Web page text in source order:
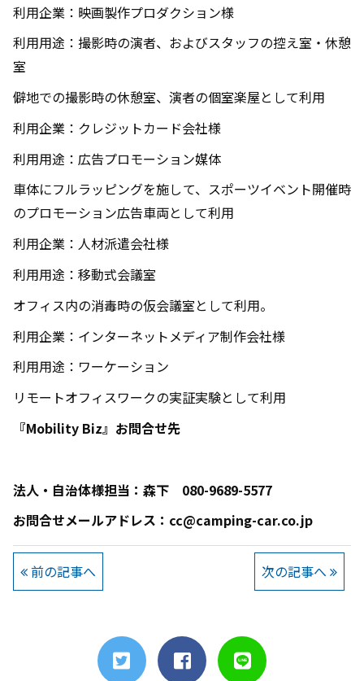
利用企業：映画製作プロダクション様
利用用途：撮影時の演者、およびスタッフの控え室・休憩
室
僻地での撮影時の休憩室、演者の個室楽屋として利用
利用企業：クレジットカード会社様
利用用途：広告プロモーション媒体
車体にフルラッピングを施して、スポーツイベント開催時
のプロモーション広告車両として利用
利用企業：人材派遣会社様
利用用途：移動式会議室
オフィス内の消毒時の仮会議室として利用。
利用企業：インターネットメディア制作会社様
利用用途：ワーケーション
リモートオフィスワークの実証実験として利用
『Mobility Biz』お問合せ先
法人・自治体様担当：森下 080-9689-5577
お問合せメールアドレス： cc@camping-car.co.jp
前の記事へ 次の記事へ